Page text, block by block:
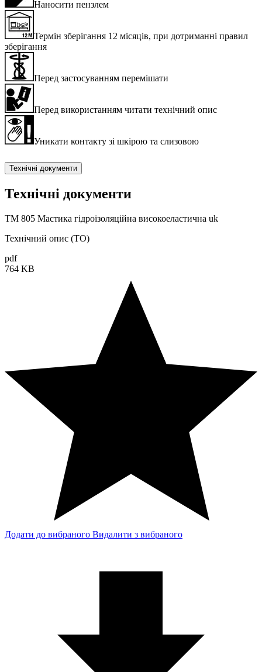
Наносити пензлем
Термін зберігання 12 місяців, при дотриманні правил
зберігання
Перед застосуванням перемішати
Перед використанням читати технічний опис
Уникати контакту зі шкірою та слизовою
Технічні документи
Технічні документи
TM 805 Мастика гідроізоляційна високоеластична uk
Технічний опис (ТО)
pdf
764 KB
Додати до вибраного Видалити з вибраного